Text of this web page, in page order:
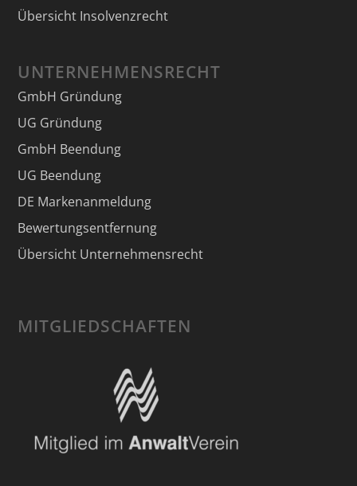
Übersicht Insolvenzrecht
UNTERNEHMENSRECHT
GmbH Gründung
UG Gründung
GmbH Beendung
UG Beendung
DE Markenanmeldung
Bewertungsentfernung
Übersicht Unternehmensrecht
MITGLIEDSCHAFTEN